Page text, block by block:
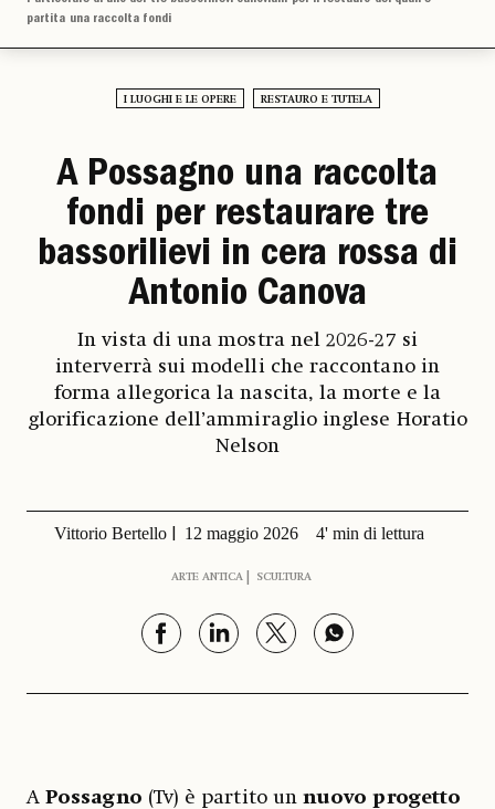
partita una raccolta fondi
I LUOGHI E LE OPERE RESTAURO E TUTELA
A Possagno una raccolta
fondi per restaurare tre
bassorilievi in cera rossa di
Antonio Canova
In vista di una mostra nel 2026-27 si
interverrà sui modelli che raccontano in
forma allegorica la nascita, la morte e la
glorificazione dell’ammiraglio inglese Horatio
Nelson
Vittorio Bertello 12 maggio 2026 4' min di lettura
ARTE ANTICA SCULTURA
APossagno (Tv) è partito unnuovo progetto